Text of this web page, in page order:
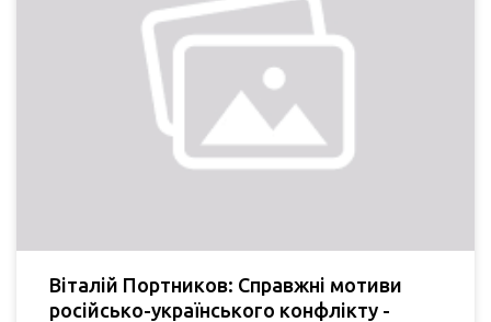
Віталій Портников: Справжні мотиви
російсько-українського конфлікту -